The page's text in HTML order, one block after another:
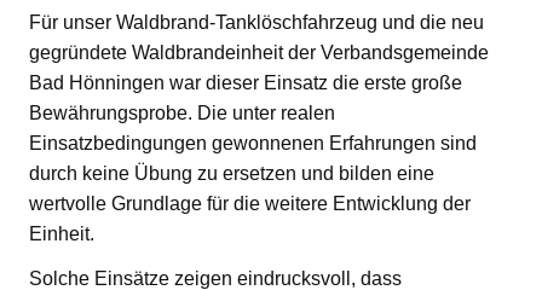
Für unser Waldbrand-Tanklöschfahrzeug und die neu
gegründete Waldbrandeinheit der Verbandsgemeinde
Bad Hönningen war dieser Einsatz die erste große
Bewährungsprobe. Die unter realen
Einsatzbedingungen gewonnenen Erfahrungen sind
durch keine Übung zu ersetzen und bilden eine
wertvolle Grundlage für die weitere Entwicklung der
Einheit.
Solche Einsätze zeigen eindrucksvoll, dass